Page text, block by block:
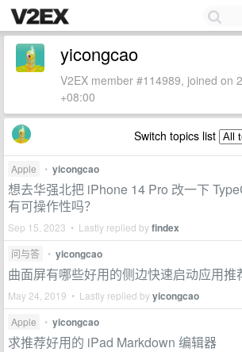
yicongcao
V2EX member #114989, joined on
+08:00
Switch topics list
Apple • yicongcao
想去华强北把 iPhone 14 Pro 改一下
有可操作性吗？
Sep 15, 2023 • Lastly replied byfindex
问与答 • yicongcao
曲面屏有哪些好用的侧边快速启动应用推
May 24, 2019 • Lastly replied byyicongcao
Apple • yicongcao
求推荐好用的 iPad Markdown 编辑器